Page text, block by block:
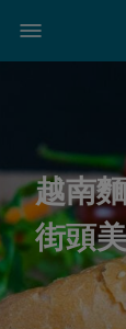
越南
街頭